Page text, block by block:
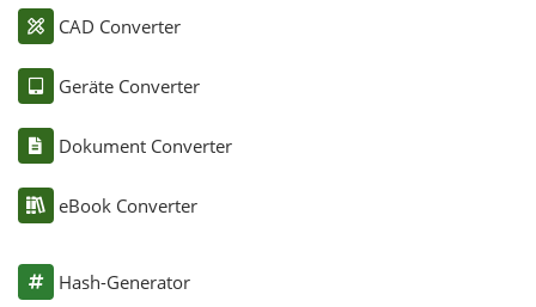
CAD Converter
Geräte Converter
Dokument Converter
eBook Converter
Hash-Generator